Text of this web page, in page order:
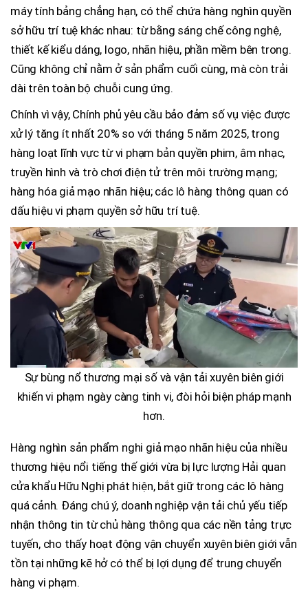
máy tính bảng chẳng hạn, có thể chứa hàng nghìn quyền
sở hữu trí tuệ khác nhau: từ bằng sáng chế công nghệ,
thiết kế kiểu dáng, logo, nhãn hiệu, phần mềm bên trong.
Cũng không chỉ nằm ở sản phẩm cuối cùng, mà còn trải
dài trên toàn bộ chuỗi cung ứng.
Chính vì vậy, Chính phủ yêu cầu bảo đảm số vụ việc được
xử lý tăng ít nhất 20% so với tháng 5 năm 2025, trong
hàng loạt lĩnh vực từ vi phạm bản quyền phim, âm nhạc,
truyền hình và trò chơi điện tử trên môi trường mạng;
hàng hóa giả mạo nhãn hiệu; các lô hàng thông quan có
dấu hiệu vi phạm quyền sở hữu trí tuệ.
Sự bùng nổ thương mại số và vận tải xuyên biên giới
khiến vi phạm ngày càng tinh vi, đòi hỏi biện pháp mạnh
hơn.
Hàng nghìn sản phẩm nghi giả mạo nhãn hiệu của nhiều
thương hiệu nổi tiếng thế giới vừa bị lực lượng Hải quan
cửa khẩu Hữu Nghị phát hiện, bắt giữ trong các lô hàng
quá cảnh. Đáng chú ý, doanh nghiệp vận tải chủ yếu tiếp
nhận thông tin từ chủ hàng thông qua các nền tảng trực
tuyến, cho thấy hoạt động vận chuyển xuyên biên giới vẫn
tồn tại những kẽ hở có thể bị lợi dụng để trung chuyển
hàng vi phạm.